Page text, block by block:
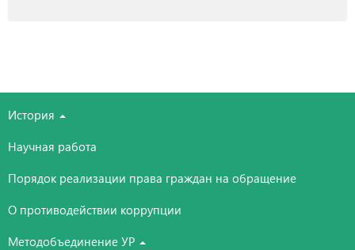
История
Научная работа
Порядок реализации права граждан на обращение
О противодействии коррупции
Методобъединение УР